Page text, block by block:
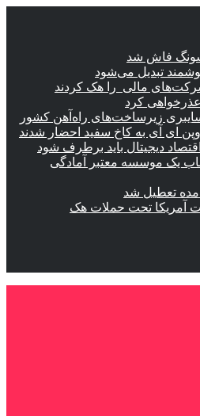
فاش شد
تبدیل می‌شود
مالی را هک کردند
کرد
زیرساخت‌های راه‌آهن کشور
ای آی به کاخ سفید احضار شدند
دیجیتال باید برطرف شود
یک موسسه معتبر آمادگی
تعطیل شد
آمریکا تحت حملات هک